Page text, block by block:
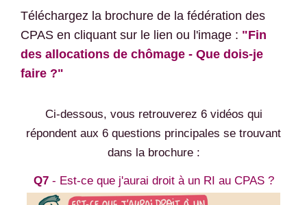
Téléchargez la brochure de la fédération des
CPAS en cliquant sur le lien ou l'image : "Fin
des allocations de chômage - Que dois-je
faire ?"
Ci-dessous, vous retrouverez 6 vidéos qui
répondent aux 6 questions principales se trouvant
dans la brochure :
Q7- Est-ce que j'aurai droit à un RI au CPAS ?